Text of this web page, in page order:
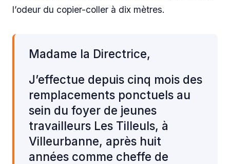
l’odeur du copier-coller à dix mètres.
Madame la Directrice,
J’effectue depuis cinq mois des
remplacements ponctuels au
sein du foyer de jeunes
travailleurs Les Tilleuls, à
Villeurbanne, après huit
années comme cheffe de